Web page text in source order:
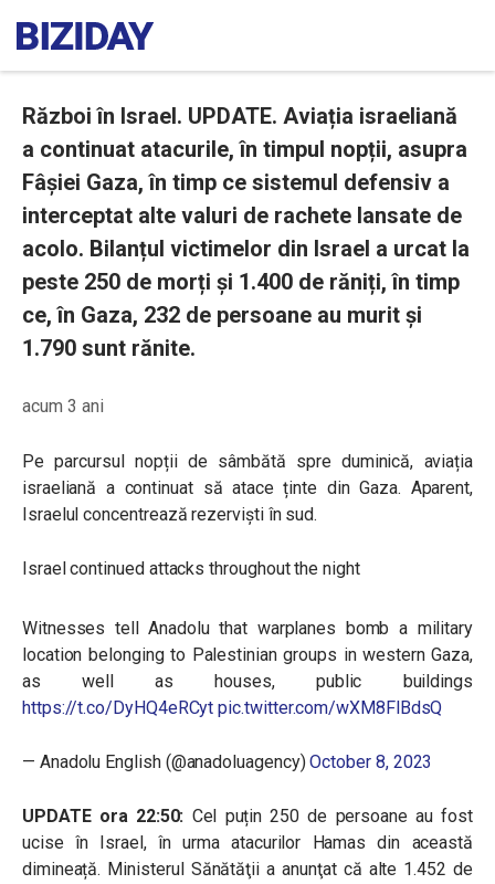
Război în Israel. UPDATE. Aviația israeliană
a continuat atacurile, în timpul nopții, asupra
Fâșiei Gaza, în timp ce sistemul defensiv a
interceptat alte valuri de rachete lansate de
acolo. Bilanțul victimelor din Israel a urcat la
peste 250 de morți și 1.400 de răniți, în timp
ce, în Gaza, 232 de persoane au murit și
1.790 sunt rănite.
acum 3 ani
Pe parcursul nopții de sâmbătă spre duminică, aviația
israeliană a continuat să atace ținte din Gaza. Aparent,
Israelul concentrează rezerviști în sud.
Israel continued attacks throughout the night
Witnesses tell Anadolu that warplanes bomb a military
location belonging to Palestinian groups in western Gaza,
as well as houses, public buildings
https://t.co/DyHQ4eRCyt pic.twitter.com/wXM8FlBdsQ
— Anadolu English (@anadoluagency)October 8, 2023
UPDATE ora 22:50: Cel puțin 250 de persoane au fost
ucise în Israel, în urma atacurilor Hamas din această
dimineață. Ministerul Sănătăţii a anunţat că alte 1.452 de